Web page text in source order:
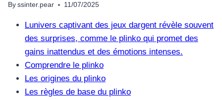
By ssinter.pear 11/07/2025
Lunivers captivant des jeux dargent révèle souvent
des surprises, comme le plinko qui promet des
gains inattendus et des émotions intenses.
Comprendre le plinko
Les origines du plinko
Les règles de base du plinko